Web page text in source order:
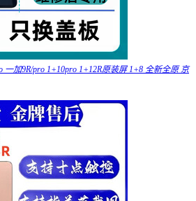
一加9R/pro 1+10pro 1+12R原装屏 1+8 全新全原 京